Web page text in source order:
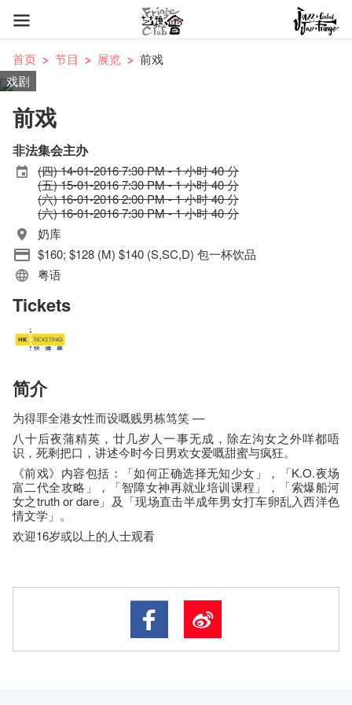
首页 节目 展览
前戏
戏剧
前戏
非法集会主办
(四) 14-01-2016 7:30 PM - 1 小时 40 分
(五) 15-01-2016 7:30 PM - 1 小时 40 分
(六) 16-01-2016 2:00 PM - 1 小时 40 分
(六) 16-01-2016 7:30 PM - 1 小时 40 分
奶库
$160; $128 (M) $140 (S,SC,D) 包一杯饮品
粤语
Tickets
简介
为得罪全港女性而设嘅贱男栋笃笑 —
八十后夜蒲精英，廿几岁人一事无成，除左沟女之外咩都唔
识，死剩把口，讲述今时今日男欢女爱嘅甜蜜与疯狂。
《前戏》内容包括：「如何正确选择无知少女」，「K.O.夜场
富二代全攻略」，「智障女神再就业培训课程」，「索爆船河
女之truth or dare」及「现场直击半成年男女打车卵乱入西洋色
情文学」。
欢迎16岁或以上的人士观看